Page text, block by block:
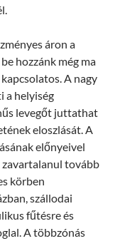
áron a
hozzánk még ma
A nagy
a helyiség
levegőt juttathat
eloszlását. A
előnyeivel
zavartalanul tovább
körben
szállodai
fűtésre és
A többzónás